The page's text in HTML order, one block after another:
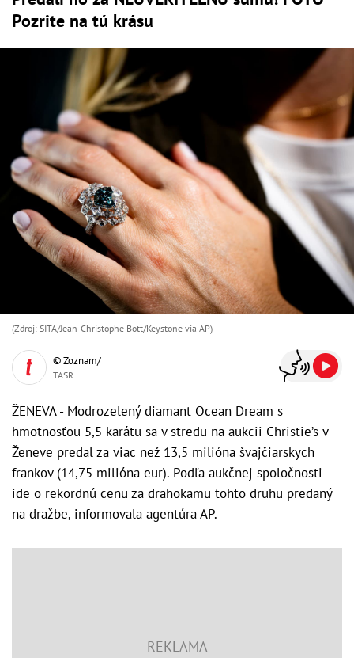
Pozrite na tú krásu
(Zdroj: SITA/Jean-Christophe Bott/Keystone via AP)
© Zoznam/
TASR
ŽENEVA - Modrozelený diamant Ocean Dream s
hmotnosťou 5,5 karátu sa v stredu na aukcii Christie’s v
Ženeve predal za viac než 13,5 milióna švajčiarskych
frankov (14,75 milióna eur). Podľa aukčnej spoločnosti
ide o rekordnú cenu za drahokamu tohto druhu predaný
na dražbe, informovala agentúra AP.